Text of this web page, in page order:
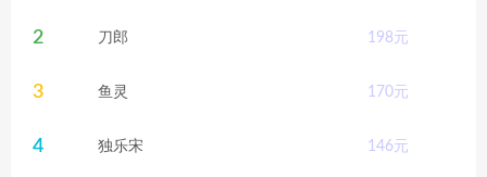
2 刀郎 198元
3 鱼灵 170元
4 独乐宋 146元